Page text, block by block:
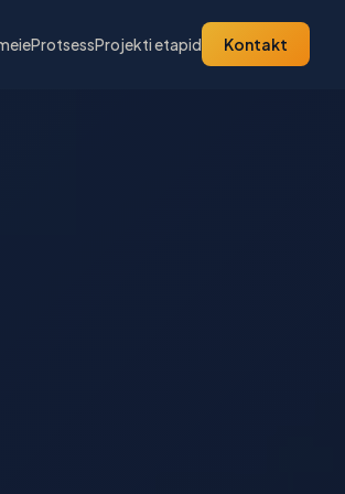
ProtsessProjekti etapid Kontakt